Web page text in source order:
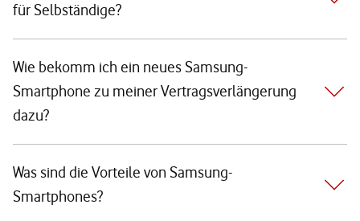
für Selbständige?
Wie bekomm ich ein neues Samsung-
Smartphone zu meiner Vertragsverlängerung
dazu?
Was sind die Vorteile von Samsung-
Smartphones?